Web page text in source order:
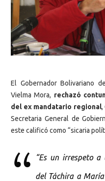
El Gobernador Bolivariano
Vielma Mora, rechazó
del ex mandatario regional,
Secretaria General de
este calificó como “sicaria
“Es un irrespeto
del Táchira a